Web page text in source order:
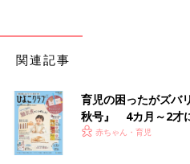
関連記事
育児の困ったがズバ
秋号』 4カ月～2才
いっぱい！
赤ちゃん・育児